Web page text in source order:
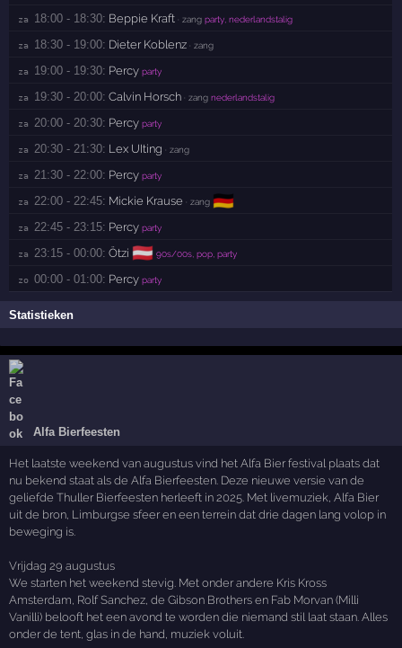
za 18:00 - 18:30: Beppie Kraft · zang party, nederlandstalig
za 18:30 - 19:00: Dieter Koblenz · zang
za 19:00 - 19:30: Percy party
za 19:30 - 20:00: Calvin Horsch · zang nederlandstalig
za 20:00 - 20:30: Percy party
za 20:30 - 21:30: Lex UIting · zang
za 21:30 - 22:00: Percy party
za 22:00 - 22:45: Mickie Krause · zang 🇩🇪
za 22:45 - 23:15: Percy party
za 23:15 - 00:00: Ötzi 🇦🇹 90s/00s, pop, party
zo 00:00 - 01:00: Percy party
Statistieken
Alfa Bierfeesten
Het laatste weekend van augustus vind het Alfa Bier festival plaats dat
nu bekend staat als de Alfa Bierfeesten. Deze nieuwe versie van de
geliefde Thuller Bierfeesten herleeft in 2025. Met livemuziek, Alfa Bier
uit de bron, Limburgse sfeer en een terrein dat drie dagen lang volop in
beweging is.
Vrijdag 29 augustus
We starten het weekend stevig. Met onder andere Kris Kross
Amsterdam, Rolf Sanchez, de Gibson Brothers en Fab Morvan (Milli
Vanilli) belooft het een avond te worden die niemand stil laat staan. Alles
onder de tent, glas in de hand, muziek voluit.